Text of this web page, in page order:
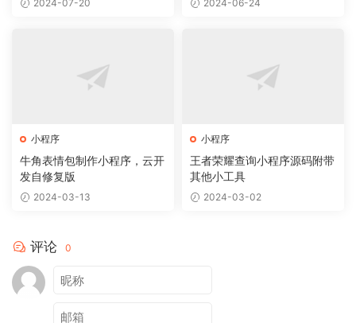
2024-07-20 2024-06-24
小程序
牛角表情包制作小程序，云开
发自修复版
2024-03-13
小程序
王者荣耀查询小程序源码附带
其他小工具
2024-03-02
评论 0